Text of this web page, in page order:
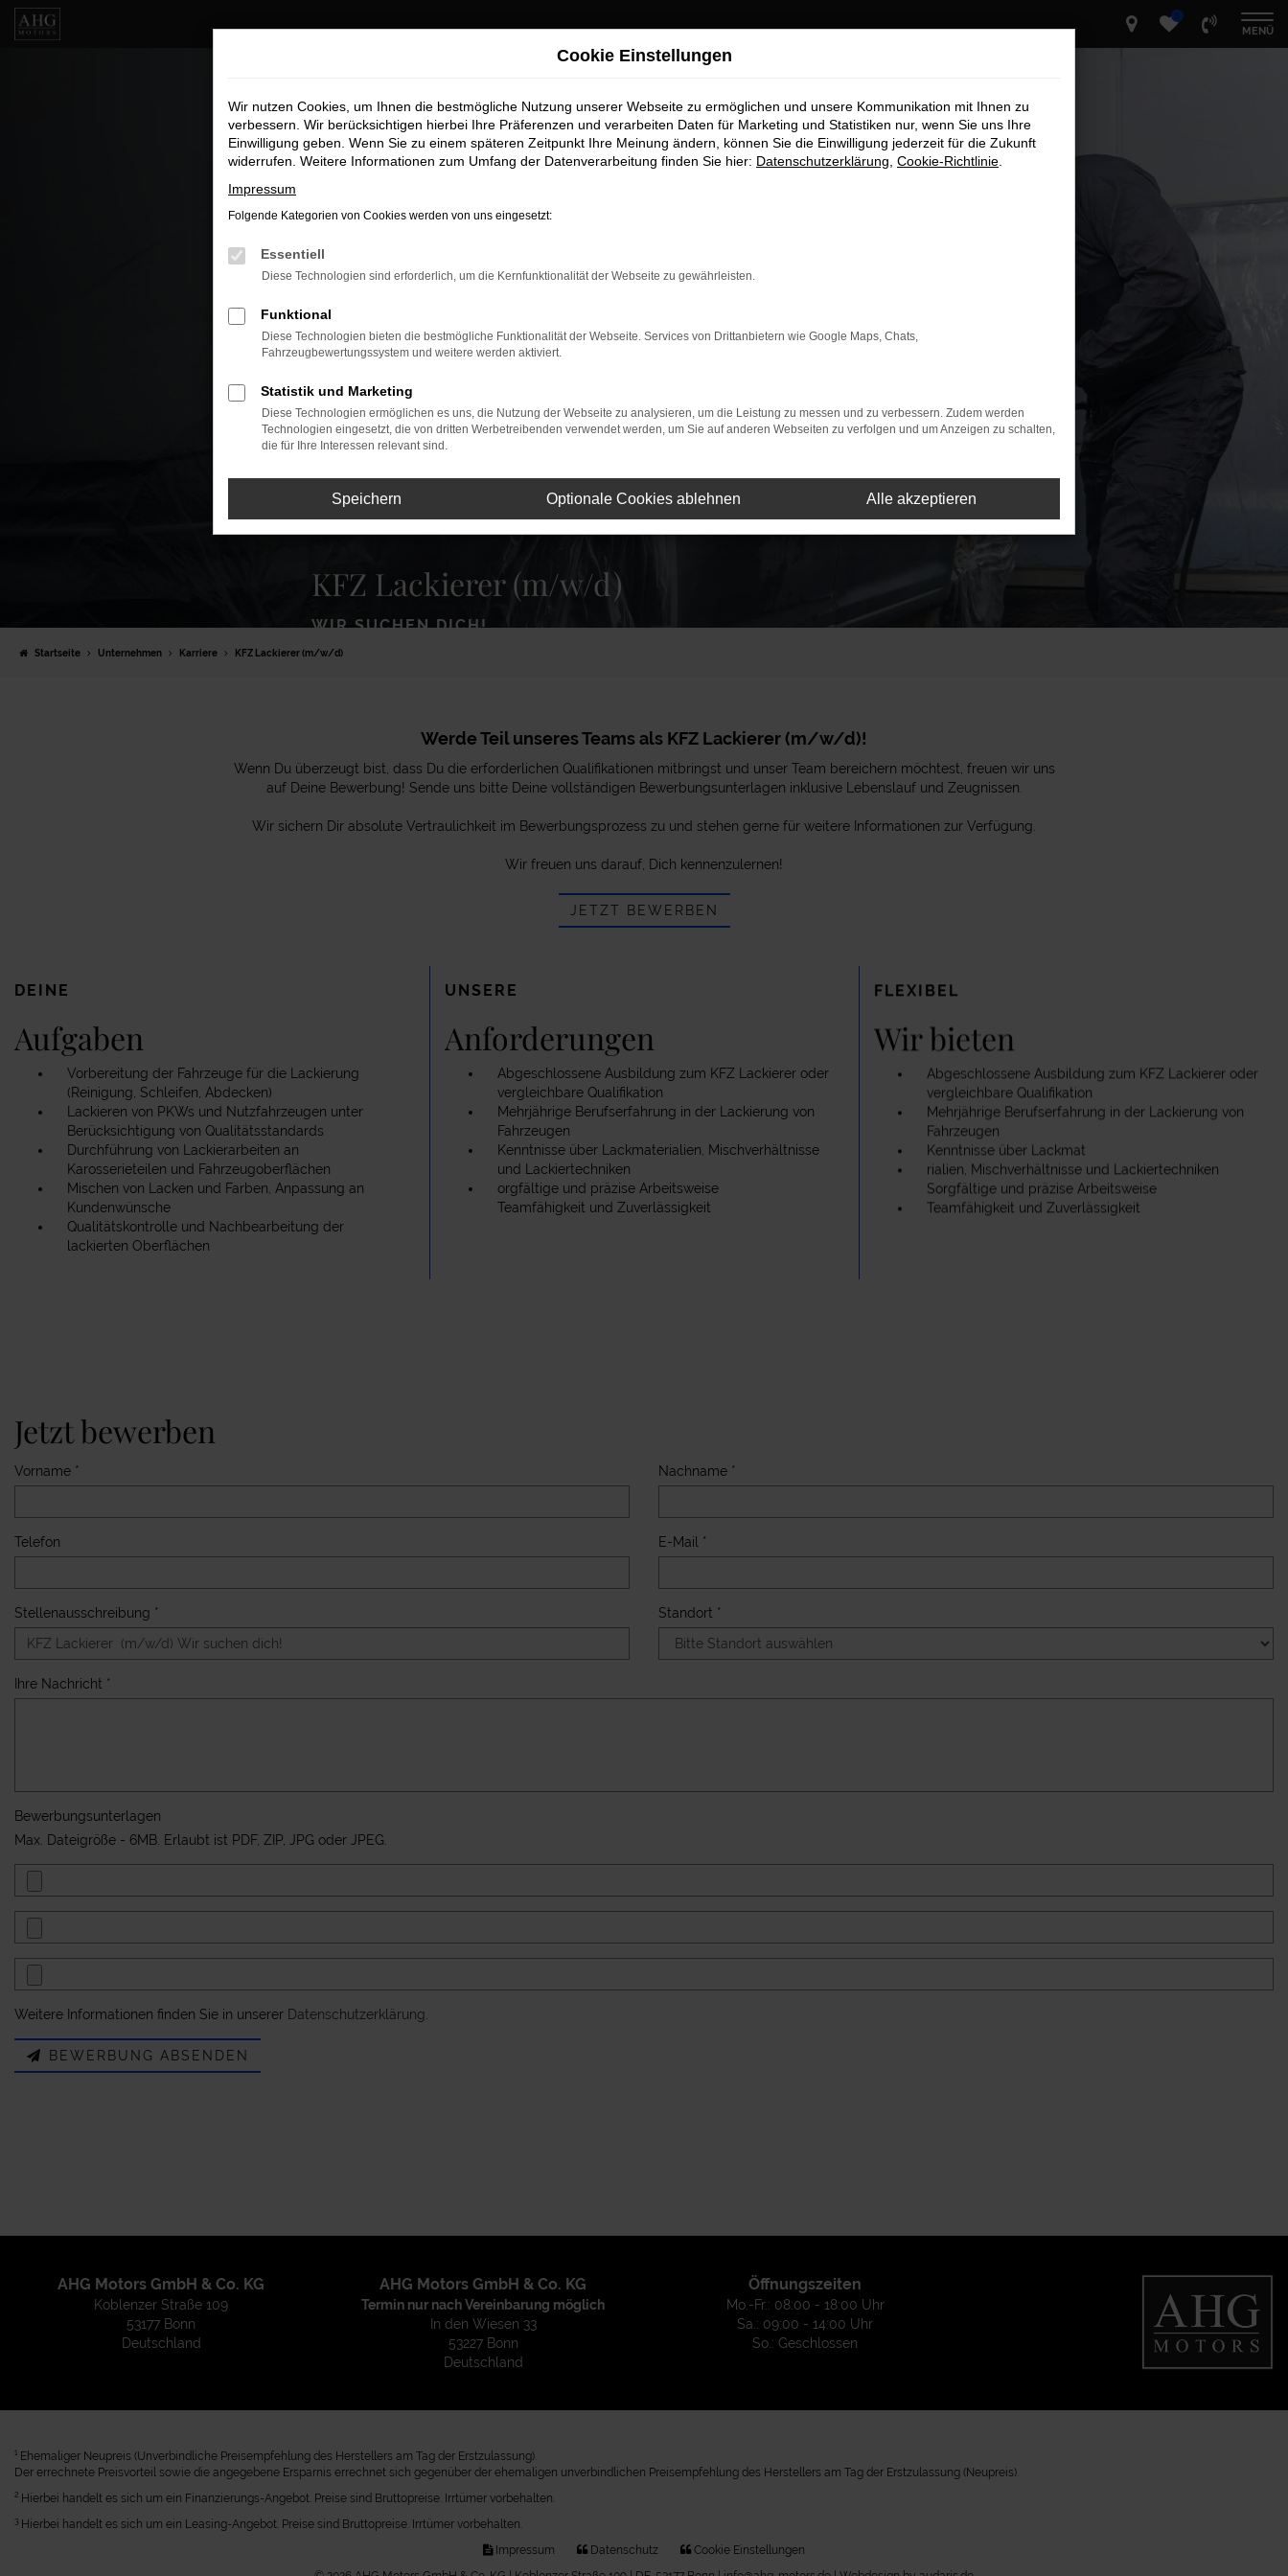
Zum
Hauptinhalt
0
MENÜ
KFZ Lackierer (m/w/d)
WIR SUCHEN DICH!
Startseite Unternehmen Karriere KFZ Lackierer (m/w/d)
Werde Teil unseres Teams als KFZ Lackierer (m/w/d)!
Wenn Du überzeugt bist, dass Du die erforderlichen Qualifikationen mitbringst und unser Team bereichern möchtest, freuen wir uns
auf Deine Bewerbung! Sende uns bitte Deine vollständigen Bewerbungsunterlagen inklusive Lebenslauf und Zeugnissen.
Wir sichern Dir absolute Vertraulichkeit im Bewerbungsprozess zu und stehen gerne für weitere Informationen zur Verfügung.
Wir freuen uns darauf, Dich kennenzulernen!
JETZT BEWERBEN
DEINE
Aufgaben
Vorbereitung der Fahrzeuge für die Lackierung
(Reinigung, Schleifen, Abdecken)
Lackieren von PKWs und Nutzfahrzeugen unter
Berücksichtigung von Qualitätsstandards
Durchführung von Lackierarbeiten an
Karosserieteilen und Fahrzeugoberflächen
Mischen von Lacken und Farben, Anpassung an
Kundenwünsche
Qualitätskontrolle und Nachbearbeitung der
lackierten Oberflächen
UNSERE
Anforderungen
Abgeschlossene Ausbildung zum KFZ Lackierer oder
vergleichbare Qualifikation
Mehrjährige Berufserfahrung in der Lackierung von
Fahrzeugen
Kenntnisse über Lackmaterialien, Mischverhältnisse
und Lackiertechniken
orgfältige und präzise Arbeitsweise
Teamfähigkeit und Zuverlässigkeit
FLEXIBEL
Wir bieten
Abgeschlossene Ausbildung zum KFZ Lackierer oder
vergleichbare Qualifikation
Mehrjährige Berufserfahrung in der Lackierung von
Fahrzeugen
Kenntnisse über Lackmat
rialien, Mischverhältnisse und Lackiertechniken
Sorgfältige und präzise Arbeitsweise
Teamfähigkeit und Zuverlässigkeit
Jetzt bewerben
Vorname * Nachname *
Telefon E-Mail *
Stellenausschreibung * Standort *
Ihre Nachricht *
Bewerbungsunterlagen
Max. Dateigröße - 6MB. Erlaubt ist PDF, ZIP, JPG oder JPEG.
Weitere Informationen finden Sie in unserer Datenschutzerklärung
BEWERBUNG ABSENDEN
AHG Motors GmbH & Co. KG
Koblenzer Straße 109
53177 Bonn
Deutschland
AHG Motors GmbH & Co. KG
Termin nur nach Vereinbarung möglich
In den Wiesen 33
53227 Bonn
Deutschland
Öffnungszeiten
Mo.-Fr.: 08:00 - 18:00 Uhr
Sa.: 09:00 - 14:00 Uhr
So.: Geschlossen
1 Ehemaliger Neupreis (Unverbindliche Preisempfehlung des Herstellers am Tag der Erstzulassung).
Der errechnete Preisvorteil sowie die angegebene Ersparnis errechnet sich gegenüber der ehemaligen unverbindlichen Preisempfehlung des Herstellers am Tag der Erstzulassung (Neupreis).
2 Hierbei handelt es sich um ein Finanzierungs-Angebot. Preise sind Bruttopreise. Irrtümer vorbehalten.
3 Hierbei handelt es sich um ein Leasing-Angebot. Preise sind Bruttopreise. Irrtümer vorbehalten.
Impressum
Datenschutz
Cookie Einstellungen
Cookie Einstellungen
Wir nutzen Cookies, um Ihnen die bestmögliche Nutzung unserer Webseite zu ermöglichen und unsere Kommunikation mit Ihnen zu
verbessern. Wir berücksichtigen hierbei Ihre Präferenzen und verarbeiten Daten für Marketing und Statistiken nur, wenn Sie uns Ihre
Einwilligung geben. Wenn Sie zu einem späteren Zeitpunkt Ihre Meinung ändern, können Sie die Einwilligung jederzeit für die Zukunft
widerrufen. Weitere Informationen zum Umfang der Datenverarbeitung finden Sie hier: Datenschutzerklärung Cookie-Richtlinie
Impressum
Folgende Kategorien von Cookies werden von uns eingesetzt:
Essentiell
Diese Technologien sind erforderlich, um die Kernfunktionalität der Webseite zu gewährleisten.
Funktional
Diese Technologien bieten die bestmögliche Funktionalität der Webseite. Services von Drittanbietern wie Google Maps, Chats,
Fahrzeugbewertungssystem und weitere werden aktiviert.
Statistik und Marketing
Diese Technologien ermöglichen es uns, die Nutzung der Webseite zu analysieren, um die Leistung zu messen und zu verbessern. Zudem werden
Technologien eingesetzt, die von dritten Werbetreibenden verwendet werden, um Sie auf anderen Webseiten zu verfolgen und um Anzeigen zu schalten,
die für Ihre Interessen relevant sind.
Speichern Optionale Cookies ablehnen Alle akzeptieren